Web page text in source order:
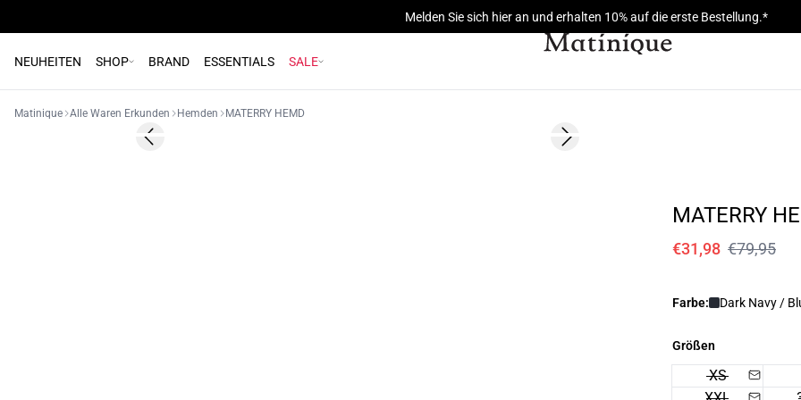
Melden Sie sich hier an und erhalten 10% auf die erste Bestellung.*
NEUHEITEN SHOP BRAND ESSENTIALS SALE
Matinique Alle Waren Erkunden Hemden MATERRY HEMD
60%Previous slide Next slide
MATERRY
€31,98 €79,95
Farbe: Dark Navy /
Größen
XS